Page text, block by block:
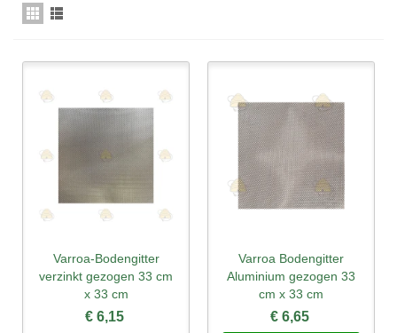
Varroa-Bodengitter
verzinkt gezogen 33 cm
x 33 cm
€ 6,15
Varroa Bodengitter
Aluminium gezogen 33
cm x 33 cm
€ 6,65